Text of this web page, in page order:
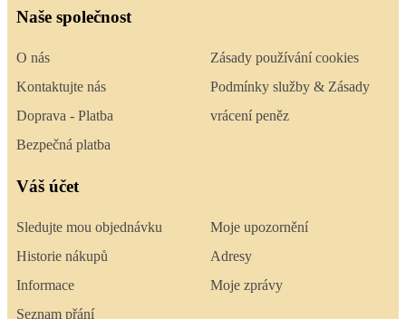
Naše společnost
O nás
Kontaktujte nás
Doprava - Platba
Bezpečná platba
Zásady používání cookies
Podmínky služby & Zásady
vrácení peněz
Váš účet
Sledujte mou objednávku
Historie nákupů
Informace
Seznam přání
Moje upozornění
Adresy
Moje zprávy